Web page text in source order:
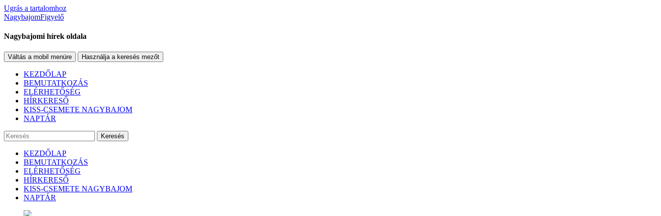
Ugrás a tartalomhoz
NagybajomFigyelő
Nagybajomi hírek oldala
Váltás a mobil menüre Használja a keresés mezőt
KEZDŐLAP
BEMUTATKOZÁS
ELÉRHETŐSÉG
HÍRKERESŐ
KISS-CSEMETE NAGYBAJOM
NAPTÁR
Keresés
KEZDŐLAP
BEMUTATKOZÁS
ELÉRHETŐSÉG
HÍRKERESŐ
KISS-CSEMETE NAGYBAJOM
NAPTÁR